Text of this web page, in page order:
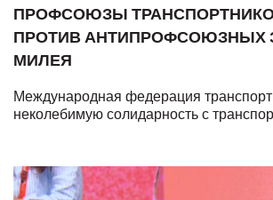
ПРОФСОЮЗЫ
ПРОТИВ АНТИПРОФСОЮЗНЫХ
МИЛЕЯ
Международная федерация
неколебимую солидарность с